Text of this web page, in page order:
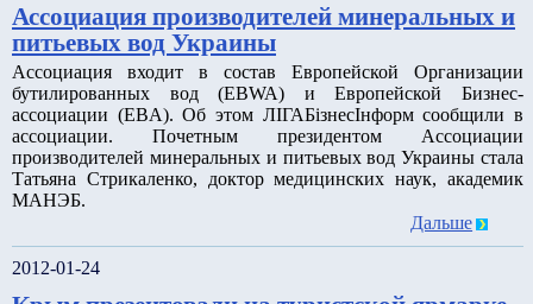
Ассоциация производителей минеральных и
питьевых вод Украины
Ассоциация входит в состав Европейской Организации
бутилированных вод (EBWA) и Европейской Бизнес-
ассоциации (EBA). Об этом ЛІГАБізнесІнформ сообщили в
ассоциации. Почетным президентом Ассоциации
производителей минеральных и питьевых вод Украины стала
Татьяна Стрикаленко, доктор медицинских наук, академик
МАНЭБ.
Дальше
2012-01-24